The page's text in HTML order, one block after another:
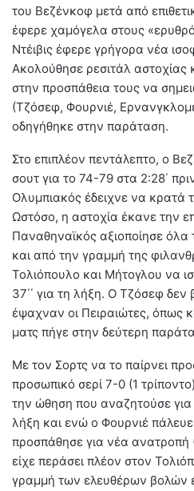
του Βεζένκοφ μετά από
έφερε χαμόγελα στους
Ντέιβις έφερε γρήγορα νέα
Ακολούθησε ρεσιτάλ αστοχίας
στην προσπάθεια τους να
(Τζόσεφ, Φουρνιέ,
οδηγήθηκε στην παράταση.
Στο επιπλέον πεντάλεπτο, ο
σουτ για το 74-79 στα 2:28΄
Ολυμπιακός έδειχνε να κρατά
Ωστόσο, η αστοχία έκανε την
Παναθηναϊκός αξιοποίησε
και από την γραμμή της
Τολιόπουλο και Μήτογλου να
37΄΄ για τη λήξη. Ο Τζόσεφ δεν
έψαχναν οι Πειραιώτες, όπως
ματς πήγε στην δεύτερη
Με τον Σορτς να το παίρνει
προσωπικό σερί 7-0 (1
την ώθηση που αναζητούσε για
λήξη και ενώ ο Φουρνιέ
προσπάθησε για νέα
είχε περάσει πλέον στον
γραμμή των ελευθέρων βολών